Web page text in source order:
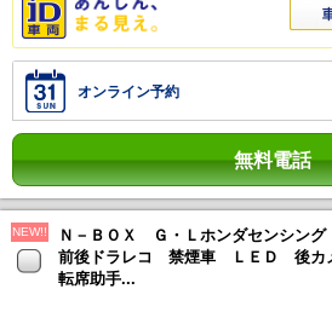
オンライン予約
無料電話
NEW!!
Ｎ－ＢＯＸ Ｇ・Ｌホンダセンシ
前後ドラレコ 禁煙車 ＬＥＤ 後
転席助手...